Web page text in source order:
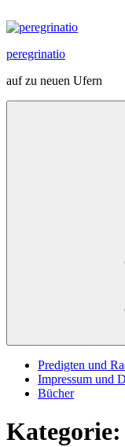
Inhalt
peregrinatio
auf zu neuen Ufern
Predigten und
Impressum und
Bücher
Kategorie: